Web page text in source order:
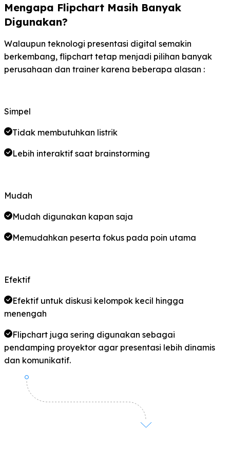
Mengapa Flipchart Masih Banyak
Digunakan?
Walaupun teknologi presentasi digital semakin
berkembang, flipchart tetap menjadi pilihan banyak
perusahaan dan trainer karena beberapa alasan :
Simpel
Tidak membutuhkan listrik
Lebih interaktif saat brainstorming
Mudah
Mudah digunakan kapan saja
Memudahkan peserta fokus pada poin utama
Efektif
Efektif untuk diskusi kelompok kecil hingga
menengah
Flipchart juga sering digunakan sebagai
pendamping proyektor agar presentasi lebih dinamis
dan komunikatif.